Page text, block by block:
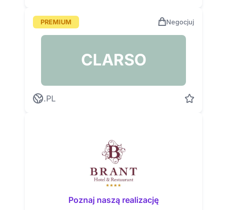
PREMIUM Negocjuj
CLARSO
.PL
Poznaj naszą realizację